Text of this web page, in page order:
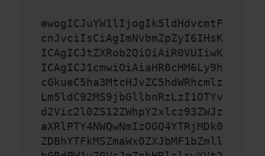
ewogICJuYW1lIjogIk5ldHdvcmtF
cnJvciIsCiAgImNvbmZpZyI6IHsK
ICAgICJtZXRob2QiOiAiR0VUIiwK
ICAgICJ1cmwiOiAiaHR0cHM6Ly9h
cGkueC5ha3MtcHJvZC5hdWRhcmlz
Lm5ldC92MS9jbGllbnRzLzI1OTYv
d2Vic2l0ZS12ZWhpY2xlcz93ZWJz
aXRlPTY4NWQwNmIzOGQ4YTRjMDk0
ZDBhYTFkMSZmaWx0ZXJbMF1bZmll